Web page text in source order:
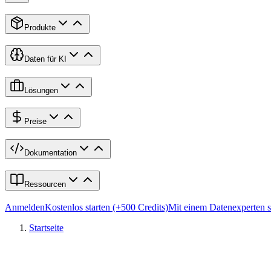
Produkte
Daten für KI
Lösungen
Preise
Dokumentation
Ressourcen
AnmeldenKostenlos starten (+500 Credits)Mit einem Datenexperten
Startseite